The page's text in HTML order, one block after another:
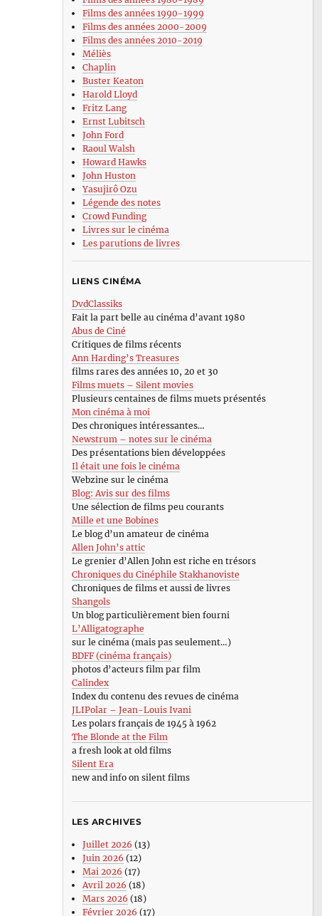
Films des années 1990-1999
Films des années 2000-2009
Films des années 2010-2019
Méliès
Chaplin
Buster Keaton
Harold Lloyd
Fritz Lang
Ernst Lubitsch
John Ford
Raoul Walsh
Howard Hawks
John Huston
Yasujirô Ozu
Légende des notes
Crowd Funding
Livres sur le cinéma
Les parutions de livres
LIENS CINÉMA
DvdClassiks
Fait la part belle au cinéma d’avant 1980
Abus de Ciné
Critiques de films récents
Ann Harding’s Treasures
films rares des années 10, 20 et 30
Films muets – Silent movies
Plusieurs centaines de films muets présentés
Mon cinéma à moi
Des chroniques intéressantes…
Newstrum – notes sur le cinéma
Des présentations bien développées
Il était une fois le cinéma
Webzine sur le cinéma
Blog: Avis sur des films
Une sélection de films peu courants
Mille et une Bobines
Le blog d’un amateur de cinéma
Allen John’s attic
Le grenier d’Allen John est riche en trésors
Chroniques du Cinéphile Stakhanoviste
Chroniques de films et aussi de livres
Shangols
Un blog particulièrement bien fourni
L’Alligatographe
sur le cinéma (mais pas seulement…)
BDFF (cinéma français)
photos d’acteurs film par film
Calindex
Index du contenu des revues de cinéma
JLIPolar – Jean-Louis Ivani
Les polars français de 1945 à 1962
The Blonde at the Film
a fresh look at old films
Silent Era
new and info on silent films
LES ARCHIVES
Juillet 2026 (13)
Juin 2026 (12)
Mai 2026 (17)
Avril 2026 (18)
Mars 2026 (18)
Février 2026 (17)